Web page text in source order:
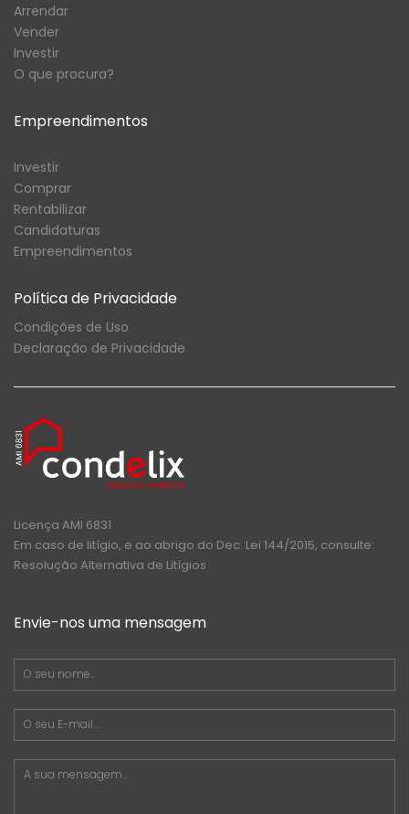
Arrendar
Vender
Investir
O que procura?
Empreendimentos
Investir
Comprar
Rentabilizar
Candidaturas
Empreendimentos
Política de Privacidade
Condições de Uso
Declaração de Privacidade
Licença AMI 6831
Em caso de litígio, e ao abrigo do Dec. Lei 144/2015, consulte:
Resolução Alternativa de Litígios
Envie-nos uma mensagem